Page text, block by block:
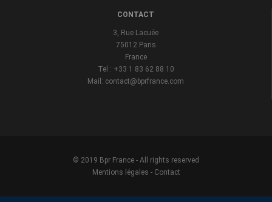
CONTACT
3, Rue Lacuée
75012 Paris
France
Tel : +33 1 83 62 88 10
Mail: contact@bprfrance.com
© 2019 Bpr France - All rights reserved
Mentions légales - Contact